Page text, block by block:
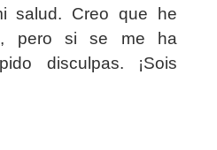
salud. Creo que he
pero si se me ha
disculpas. ¡Sois